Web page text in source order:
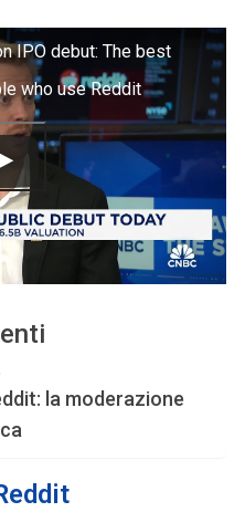
IPO debut: The best
who use Reddit
la moderazione